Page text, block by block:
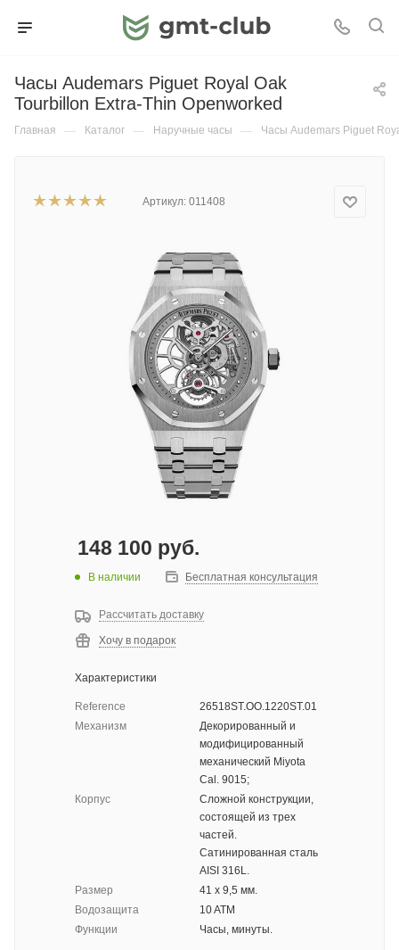
Часы Audemars Piguet Royal Oak
Tourbillon Extra-Thin Openworked
Главная — Каталог — Наручные часы — Часы Audemars Piguet
Артикул: 011408
148 100 руб.
В наличии Бесплатная консультация
Рассчитать доставку
Хочу в подарок
Характеристики
Reference
26518ST.OO.1220ST.01
Механизм
Декорированный и
модифицированный
механический Miyota
Cal. 9015;
Корпус
Сложной конструкции,
состоящей из трех
частей.
Сатинированная сталь
AISI 316L.
Размер
41 х 9,5 мм.
Водозащита
10 ATM
Функции
Часы, минуты.